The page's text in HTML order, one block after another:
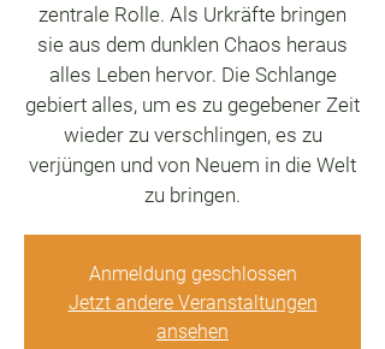
zentrale Rolle. Als Urkräfte bringen
sie aus dem dunklen Chaos heraus
alles Leben hervor. Die Schlange
gebiert alles, um es zu gegebener Zeit
wieder zu verschlingen, es zu
verjüngen und von Neuem in die Welt
zu bringen.
Anmeldung geschlossen
Jetzt andere Veranstaltungen
ansehen